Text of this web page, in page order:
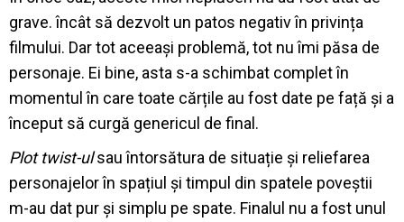
grave. încât să dezvolt un patos negativ în privința
filmului. Dar tot aceeași problemă, tot nu îmi păsa de
personaje. Ei bine, asta s-a schimbat complet în
momentul în care toate cărțile au fost date pe față și a
început să curgă genericul de final.
Plot twist-ulsau întorsătura de situație și reliefarea
personajelor în spațiul și timpul din spatele poveștii
m-au dat pur și simplu pe spate. Finalul nu a fost unul